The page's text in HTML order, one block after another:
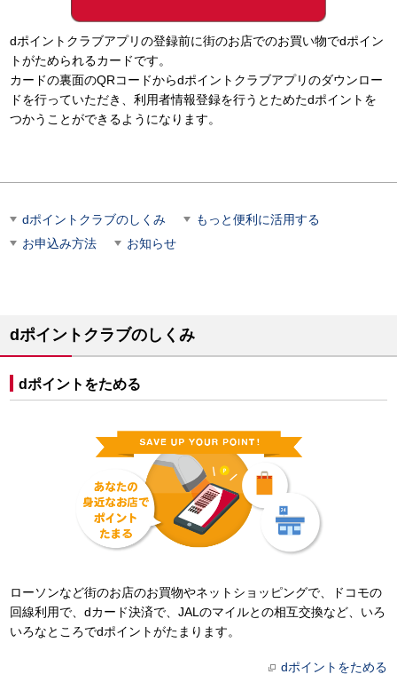
dポイントクラブアプリの登録前に街のお店でのお買い物でdポイン
トがためられるカードです。
カードの裏面のQRコードからdポイントクラブアプリのダウンロー
ドを行っていただき、利用者情報登録を行うとためたdポイントを
つかうことができるようになります。
dポイントクラブのしくみ
もっと便利に活用する
お申込み方法
お知らせ
dポイントクラブのしくみ
dポイントをためる
ローソンなど街のお店のお買物やネットショッピングで、ドコモの
回線利用で、dカード決済で、JALのマイルとの相互交換など、いろ
いろなところでdポイントがたまります。
dポイントをためる